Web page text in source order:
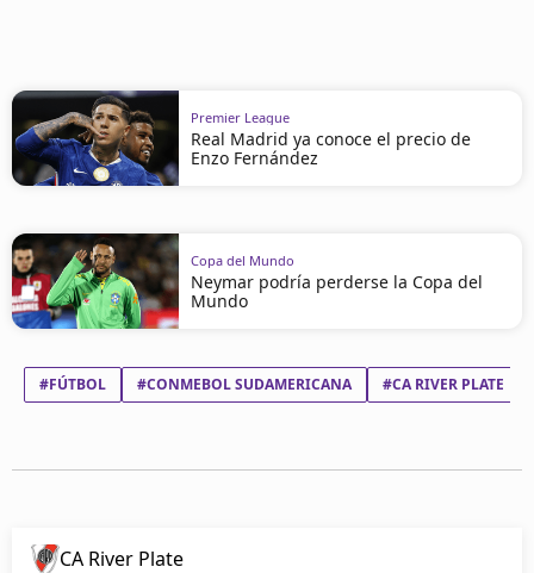
Premier League
Real Madrid ya conoce el precio de
Enzo Fernández
Copa del Mundo
Neymar podría perderse la Copa del
Mundo
#FÚTBOL #CONMEBOL SUDAMERICANA #CA RIVER PLATE
CA River Plate